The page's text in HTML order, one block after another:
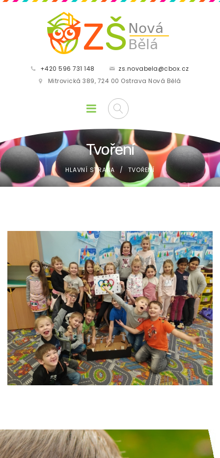
+420 596 731 148
zs.novabela@cbox.cz
Mitrovická 389, 724 00 Ostrava Nová Bělá
Tvoření
HLAVNÍ STRANA TVOŘENÍ